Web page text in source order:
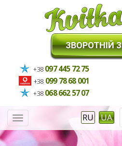
ЗВОРОТНІЙ
+38 097 445 72 75
+38 099 78 68 001
+38 068 662 57 07
Меню RU UA